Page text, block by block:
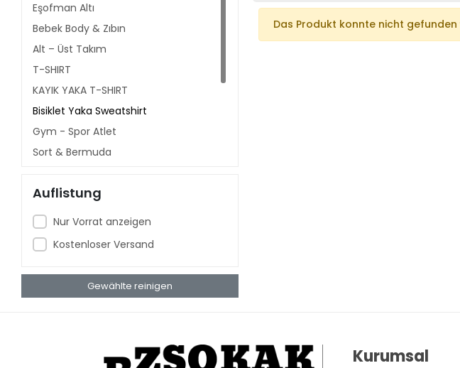
Eşofman Altı
Bebek Body & Zıbın
Alt – Üst Takım
T-SHIRT
KAYIK YAKA T-SHIRT
Bisiklet Yaka Sweatshirt
Gym - Spor Atlet
Şort & Bermuda
Polo Yaka
V YAKA T-SHIRT
Sweatshirt
Babby Tee T-shirt
Auflistung
Nur Vorrat anzeigen
Kostenloser Versand
Gewählte reinigen
Das Produkt konnte nicht gefunden
Kurumsal